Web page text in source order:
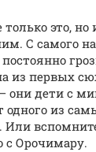
это, но
С самого
из первых
– они дети с
одного из
Или
с Орочимару.